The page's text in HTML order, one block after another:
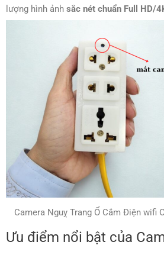
lượng hình ảnh sắc nét chuẩn Full HD/
Camera Nguỵ Trang Ổ Cắm Điện wifi
Ưu điểm nổi bật của